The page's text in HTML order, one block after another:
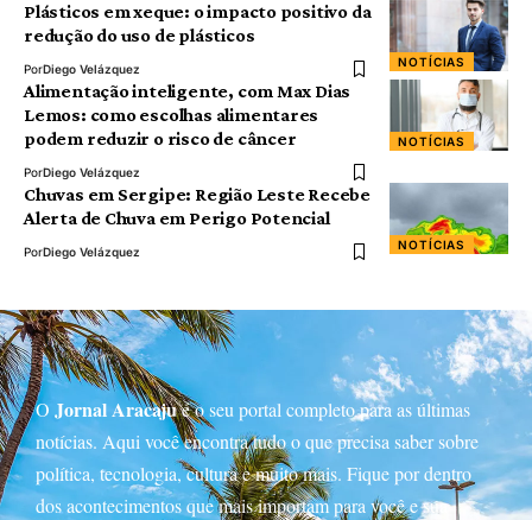
NOTÍCIAS
Plásticos em xeque: o impacto positivo da
redução do uso de plásticos
PorDiego Velázquez
NOTÍCIAS
Alimentação inteligente, com Max Dias
Lemos: como escolhas alimentares
podem reduzir o risco de câncer
PorDiego Velázquez
NOTÍCIAS
Chuvas em Sergipe: Região Leste Recebe
Alerta de Chuva em Perigo Potencial
PorDiego Velázquez
O Jornal Aracajué o seu portal completo para as últimas
notícias. Aqui você encontra tudo o que precisa saber sobre
política, tecnologia, cultura e muito mais. Fique por dentro
dos acontecimentos que mais importam para você e sua